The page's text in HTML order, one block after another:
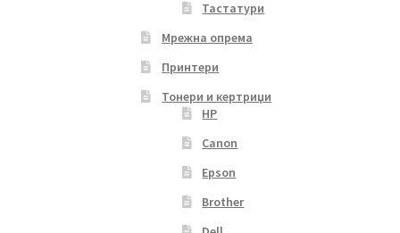
Тастатури
Мрежна опрема
Принтери
Тонери и кертриџи
HP
Canon
Epson
Brother